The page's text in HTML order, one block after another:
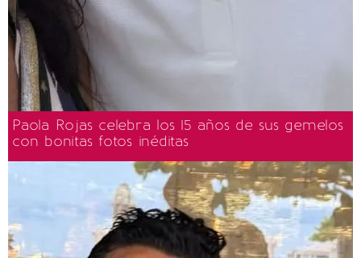
Paola Rojas celebra los 15 años de sus gemelos
con bonitas fotos inéditas